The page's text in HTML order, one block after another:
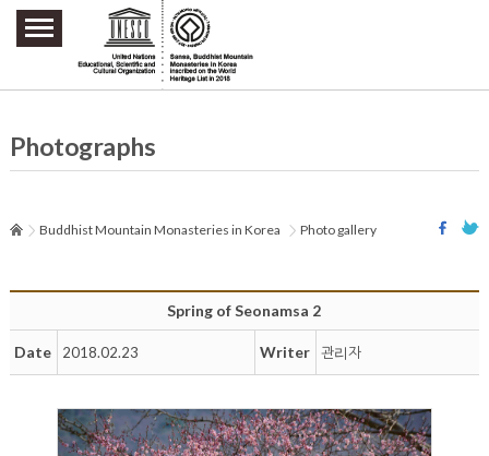
주요메뉴 바로가기
본문 바로가기
하단메뉴 바로가기
Photographs
Buddhist Mountain Monasteries in Korea Photo gallery
Spring of Seonamsa 2
Date 2018.02.23 Writer 관리자